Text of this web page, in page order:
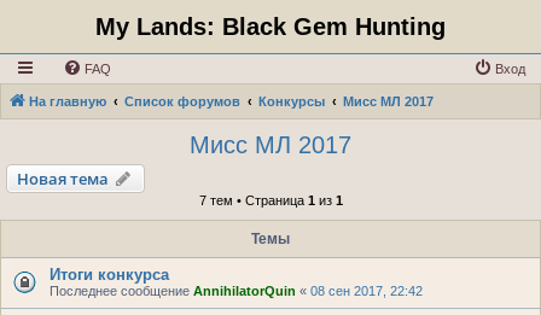
My Lands: Black Gem Hunting
FAQ Вход
На главную Список форумов Конкурсы Мисс МЛ 2017
Мисс МЛ 2017
Новая тема
7 тем • Страница 1из 1
Темы
Итоги конкурса
Последнее сообщение AnnihilatorQuin « 08 сен 2017, 22:42